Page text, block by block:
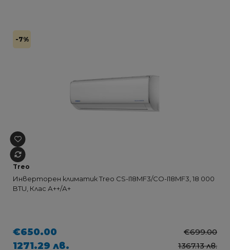
-7%
Treo
Инверторен климатик Treo CS-I18MF3/CO-I18MF3, 18 000
BTU, Клас А++/А+
€650.00 €699.00
1271.29 лв. 1367.13 лв.